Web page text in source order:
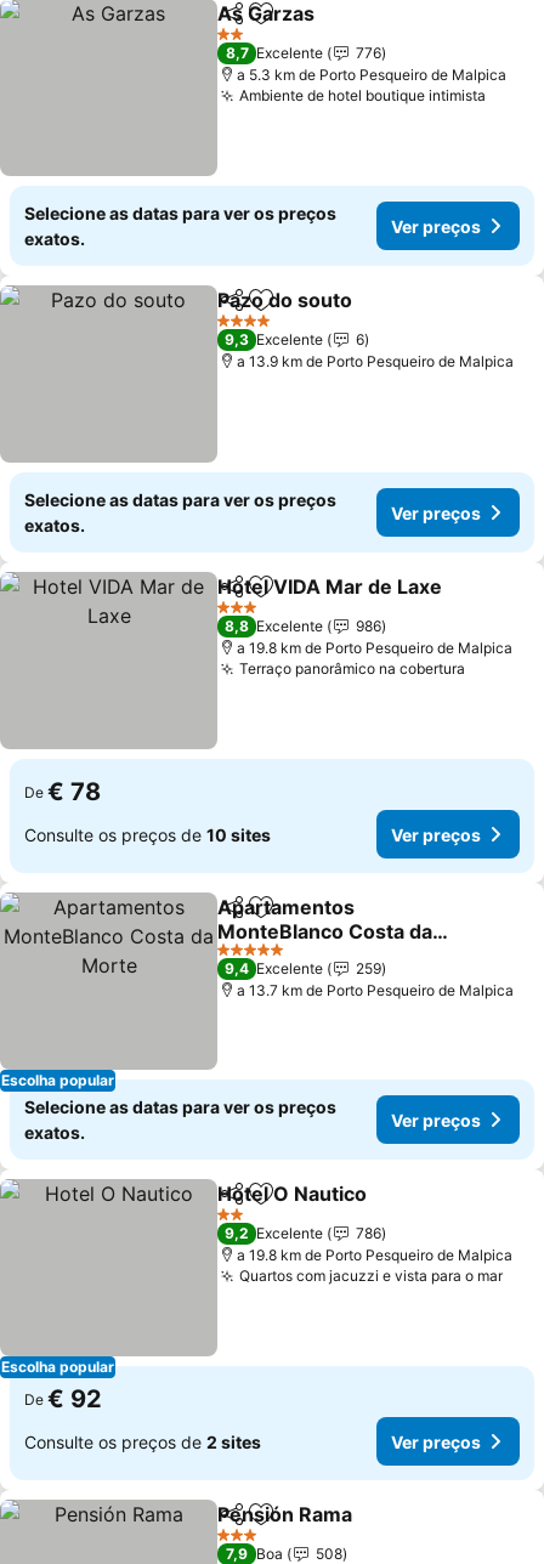
PartilharAdicionar aos favoritos
As Garzas
2 Estrelas
8,7 Excelente
776
a 5.3 km de Porto Pesqueiro de Malpica
Ambiente de hotel boutique intimista
Selecione as datas para ver os preços
exatos.
Ver preços
PartilharAdicionar aos favoritos
Pazo do souto
4 Estrelas
9,3 Excelente
6
a 13.9 km de Porto Pesqueiro de Malpica
Selecione as datas para ver os preços
exatos.
Ver preços
PartilharAdicionar aos favoritos
Hotel VIDA Mar de Laxe
3 Estrelas
8,8 Excelente
986
a 19.8 km de Porto Pesqueiro de Malpica
Terraço panorâmico na cobertura
De € 78
Consulte os preços de 10 sites Ver preços
Escolha popular
PartilharAdicionar aos favoritos
Apartamentos
MonteBlanco Costa da
Morte
Ver preços
5 Estrelas
9,4 Excelente
259
a 13.7 km de Porto Pesqueiro de Malpica
Selecione as datas para ver os preços
exatos.
Ver preços
Escolha popular
PartilharAdicionar aos favoritos
Hotel O Nautico
2 Estrelas
9,2 Excelente
786
a 19.8 km de Porto Pesqueiro de Malpica
Quartos com jacuzzi e vista para o marVer
De € 92
Consulte os preços de 2 sites Ver preços
PartilharAdicionar aos favoritos
Pensión Rama
3 Estrelas
7,9 Boa
508